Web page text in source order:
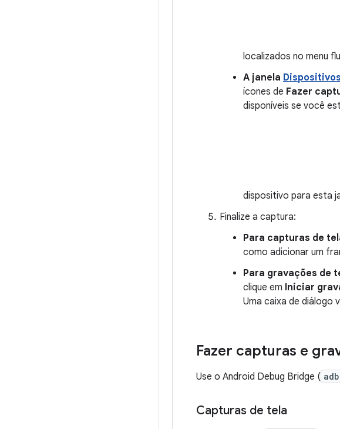
localizados no menu
A janela
ícones de Fazer
disponíveis se você
dispositivo para esta
Finalize a captura:
Para capturas de
como adicionar um
Para gravações de
clique em Iniciar
Uma caixa de diálogo
Fazer capturas e
Use o Android Debug Bridge ( adb
Capturas de tela